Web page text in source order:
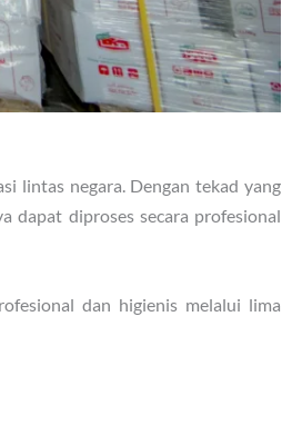
lintas negara. Dengan tekad yang
dapat diproses secara profesional
dan higienis melalui lima